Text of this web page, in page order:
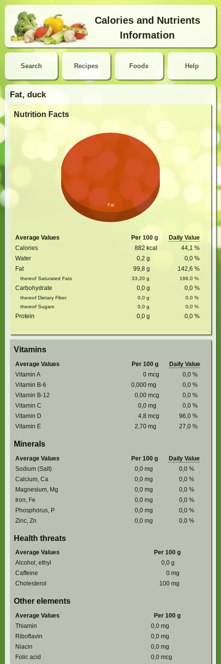
Calories and Nutrients
Information
Search Help
Recipes Foods
Fat, duck
Nutrition Facts
Fat
Average Values Per 100 g
Daily Value
Calories
882 kcal 44,1 %
Water
0,2 g 0,0 %
Fat
99,8 g 142,6 %
thereof Saturated Fats 33,20 g 166,0 %
Carbohydrate 0,0 g 0,0 %
thereof Dietary Fiber 0,0 g 0,0 %
thereof Sugars
0,0 g 0,0 %
Protein 0,0 g 0,0 %
Vitamins
Average Values Per 100 g
Daily Value
Vitamin A
0 mcg 0,0 %
Vitamin B-6
0,000 mg 0,0 %
Vitamin B-12
0,00 mcg 0,0 %
Vitamin C
0,0 mg 0,0 %
Vitamin D
4,8 mcg 96,0 %
Vitamin E
2,70 mg 27,0 %
Minerals
Average Values Per 100 g
Daily Value
Sodium (Salt)
0,0 mg 0,0 %
Calcium, Ca
0,0 mg 0,0 %
Magnesium, Mg
0,0 mg 0,0 %
Iron, Fe
0,0 mg 0,0 %
Phosphorus, P
0,0 mg 0,0 %
Zinc, Zn
0,0 mg 0,0 %
Health threats
Average Values
Per 100 g
Alcohol, ethyl
0,0 g
Caffeine
0 mg
Cholesterol
100 mg
Other elements
Average Values
Per 100 g
Thiamin
0,0 mg
Riboflavin
0,0 mg
Niacin
0,0 mg
Folic acid
0,0 mcg